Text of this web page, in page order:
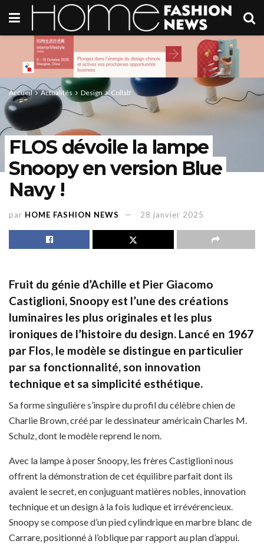
Accueil Actualités Design Collab'
FLOS dévoile la lampe
Snoopy en version Blue
Navy !
par HOME FASHION NEWS 28 janvier 2025
Fruit du génie d’Achille et Pier Giacomo
Castiglioni, Snoopy est l’une des créations
luminaires les plus originales et les plus
ironiques de l’histoire du design. Lancé en 1967
par Flos, le modèle se distingue en particulier
par sa fonctionnalité, son innovation
technique et sa simplicité esthétique.
Sa forme singulière s’inspire du profil du célèbre chien de
Charlie Brown, créé par le dessinateur américain Charles M.
Schulz, dont le modèle reprend le nom.
Avec la lampe à poser Snoopy, les frères Castiglioni nous
offrent la démonstration de cet équilibre parfait dont ils
avaient le secret, en conjuguant matières nobles, innovation
technique et un design à la fois ludique et irrévérencieux.
Snoopy se compose d’un pied cylindrique en marbre blanc de
Carrare, positionné à l’oblique par rapport au plan d’appui.